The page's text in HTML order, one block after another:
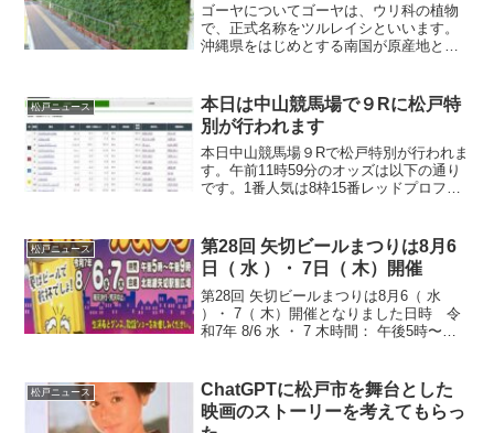
ゴーヤについてゴーヤは、ウリ科の植物
で、正式名称をツルレイシといいます。
沖縄県をはじめとする南国が原産地とさ
味成分は、「モモルデシン」という配糖
体の一種で、食欲増進や血...
松戸ニュース
本日は中山競馬場で９Rに松戸特
別が行われます
本日中山競馬場９Rで松戸特別が行われま
す。午前11時59分のオッズは以下の通り
です。1番人気は8枠15番レッドプロフェ
枠絡みでいかがでしょう？
松戸ニュース
第28回 矢切ビールまつりは8月6
日（ 水 ）・ 7日（ 木）開催
第28回 矢切ビールまつりは8月6（ 水
）・ 7（ 木）開催となりました日時 令
和7年 8/6 水 ・ 7 木時間： 午後5時〜午
ダンス屋さんReKT向日葵...
松戸ニュース
ChatGPTに松戸市を舞台とした
映画のストーリーを考えてもらっ